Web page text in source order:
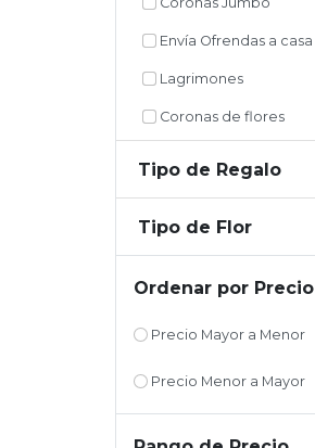
Envía Ofrendas a casa
Lagrimones
Coronas de flores
Tipo de Regalo
Tipo de Flor
Ordenar por Precio
Precio Mayor a Menor
Precio Menor a Mayor